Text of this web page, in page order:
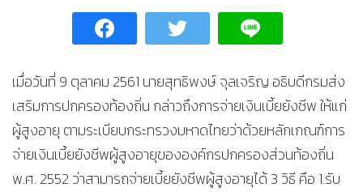
เมื่อวันที่ 9 ตุลาคม 2561 นายสุทธิพงษ์ จุลเจริญ อธิบดีกรมส่ง
เสริมการปกครองท้องถิ่น กล่าวถึงการจ่ายเงินเบี้ยยังชีพ ให้แก่
ผู้สูงอายุ ตามระเบียบกระทรวงมหาดไทยว่าด้วยหลักเกณฑ์การ
จ่ายเงินเบี้ยยังชีพผู้สูงอายุขององค์กรปกครองส่วนท้องถิ่น
พ.ศ. 2552 ว่าสามารถจ่ายเบี้ยยังชีพผู้สูงอายุได้ 3 วิธี คือ 1.รับ